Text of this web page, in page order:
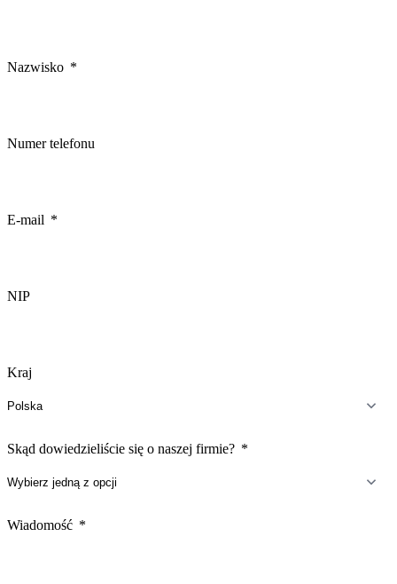
Nazwisko
Numer telefonu
E-mail
NIP
Kraj
Skąd dowiedzieliście się o naszej firmie?
Wiadomość